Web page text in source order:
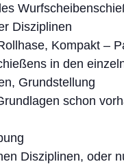
Disziplinen
Kompakt –
in den
Grundstellung
schon
Disziplinen, oder